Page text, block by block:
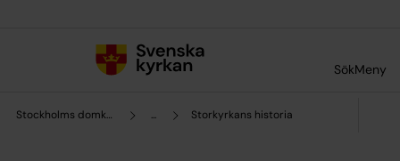
SökMeny
Stockholms domkyrkoförsamling ... Storkyrkans historia